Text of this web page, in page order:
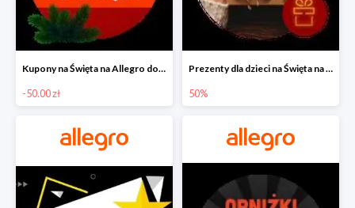
Kupony na Święta na Allegro do -50 zł
-50.00 zł
Prezenty dla dzieci na Święta na Allegro do -50%
50%